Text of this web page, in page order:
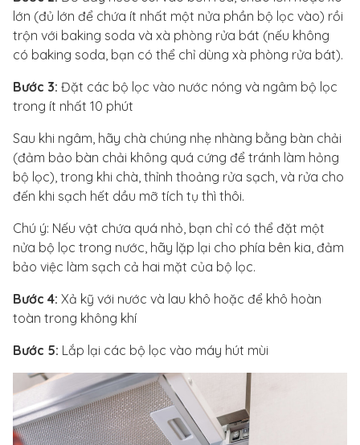
lớn (đủ lớn để chứa ít nhất một nửa phần bộ lọc vào) rồi
trộn với baking soda và xà phòng rửa bát (nếu không
có baking soda, bạn có thể chỉ dùng xà phòng rửa bát).
Bước 3: Đặt các bộ lọc vào nước nóng và ngâm bộ lọc
trong ít nhất 10 phút
Sau khi ngâm, hãy chà chúng nhẹ nhàng bằng bàn chải
(đảm bảo bàn chải không quá cứng để tránh làm hỏng
bộ lọc), trong khi chà, thỉnh thoảng rửa sạch, và rửa cho
đến khi sạch hết dầu mỡ tích tụ thì thôi.
Chú ý: Nếu vật chứa quá nhỏ, bạn chỉ có thể đặt một
nửa bộ lọc trong nước, hãy lặp lại cho phía bên kia, đảm
bảo việc làm sạch cả hai mặt của bộ lọc.
Bước 4: Xả kỹ với nước và lau khô hoặc để khô hoàn
toàn trong không khí
Bước 5: Lắp lại các bộ lọc vào máy hút mùi